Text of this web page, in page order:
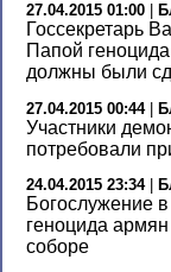
27.04.2015 01:00
Госсекретарь
Папой
должны были
27.04.2015 00:44|
Участники
потребовали
24.04.2015 23:34|
Богослужение
геноцида
соборе